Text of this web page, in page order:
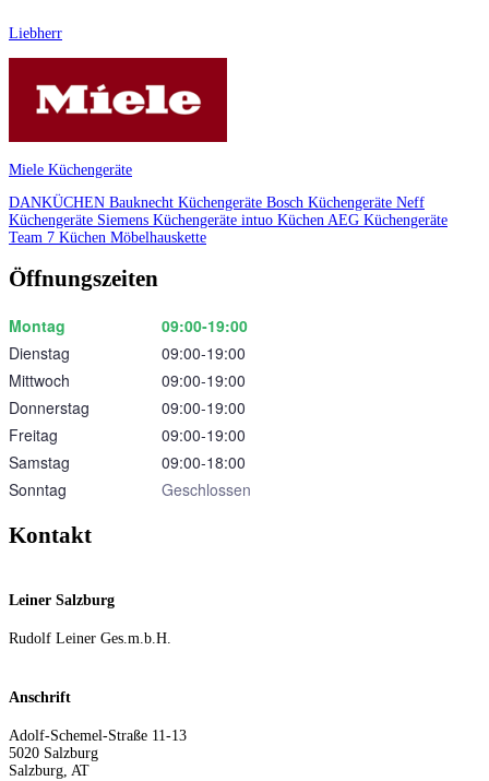
Liebherr
Miele Küchengeräte
DANKÜCHEN Bauknecht Küchengeräte Bosch Küchengeräte Neff
Küchengeräte Siemens Küchengeräte intuo Küchen AEG Küchengeräte
Team 7 Küchen Möbelhauskette
Öffnungszeiten
Montag
09:00‑19:00
Dienstag
09:00‑19:00
Mittwoch
09:00‑19:00
Donnerstag
09:00‑19:00
Freitag
09:00‑19:00
Samstag
09:00‑18:00
Sonntag
Geschlossen
Kontakt
Leiner Salzburg
Rudolf Leiner Ges.m.b.H.
Anschrift
Adolf-Schemel-Straße 11-13
5020 Salzburg
Salzburg AT